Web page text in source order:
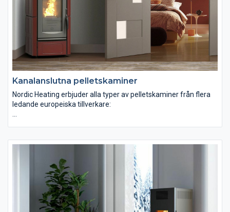
Kanalanslutna pelletskaminer
Nordic Heating erbjuder alla typer av pelletskaminer från flera
ledande europeiska tillverkare:
Vattenmantlade pelletskaminer
Våra pelletskaminer för luftvärme med eller utan
kanalanslutning börjar vid effekter på 5 kW och erbjuds upp till
28 kW. De större passar t.ex. den större bostaden,
samlingslokaler, verkstäder, konferenscentra etc.